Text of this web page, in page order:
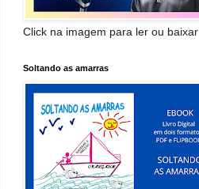
Click na imagem para ler ou baixar
Soltando as amarras